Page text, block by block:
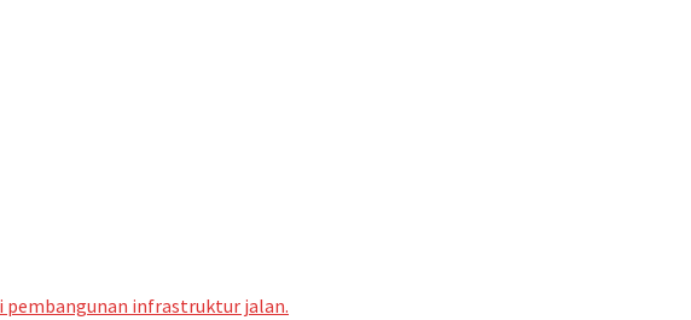
pembangunan infrastruktur jalan.